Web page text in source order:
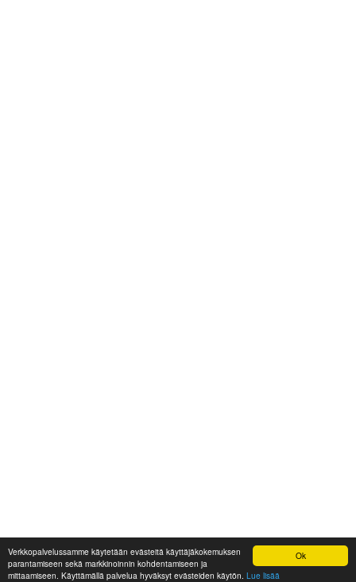
Ok
Verkkopalvelussamme käytetään evästeitä käyttäjäkokemuksen
parantamiseen sekä markkinoinnin kohdentamiseen ja
mittaamiseen. Käyttämällä palvelua hyväksyt evästeiden käytön. Lue lisää